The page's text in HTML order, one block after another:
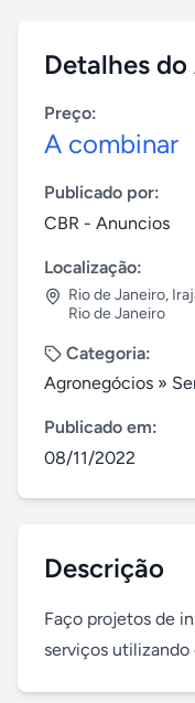
Detalhes
Preço:
A combinar
Publicado por:
CBR - Anuncios
Localização:
Rio de Janeiro,
Rio de Janeiro
Categoria:
Agronegócios »
Publicado em:
08/11/2022
Descrição
Faço projetos de
serviços utilizando